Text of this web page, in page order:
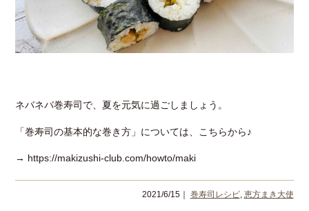
ネバネバ巻寿司で、夏を元気に過ごしましょう。
「巻寿司の基本的な巻き方」については、こちらから♪
→ https://makizushi-club.com/howto/maki
2021/6/15｜ 巻寿司レシピ, 恵方まき大使